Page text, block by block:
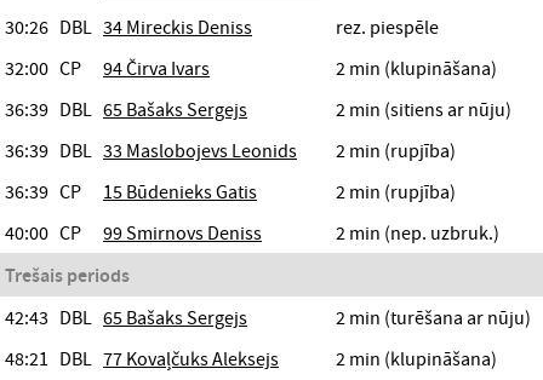
30:26 DBL 34 Mireckis Deniss
rez. piespēle
32:00 CP 94 Čirva Ivars
2 min (klupināšana)
36:39 DBL 65 Bašaks Sergejs
2 min (sitiens ar nūju)
36:39 DBL 33 Maslobojevs Leonids
2 min (rupjība)
36:39 CP 15 Būdenieks Gatis
2 min (rupjība)
40:00 CP 99 Smirnovs Deniss
2 min (nep. uzbruk.)
Trešais periods
42:43 DBL 65 Bašaks Sergejs
2 min (turēšana ar nūju)
48:21 DBL 77 Kovaļčuks Aleksejs
2 min (klupināšana)